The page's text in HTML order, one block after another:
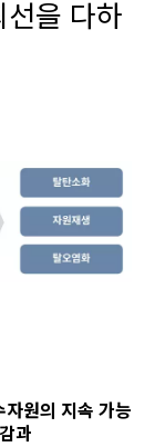
을 다하
원의 지속 가능
과